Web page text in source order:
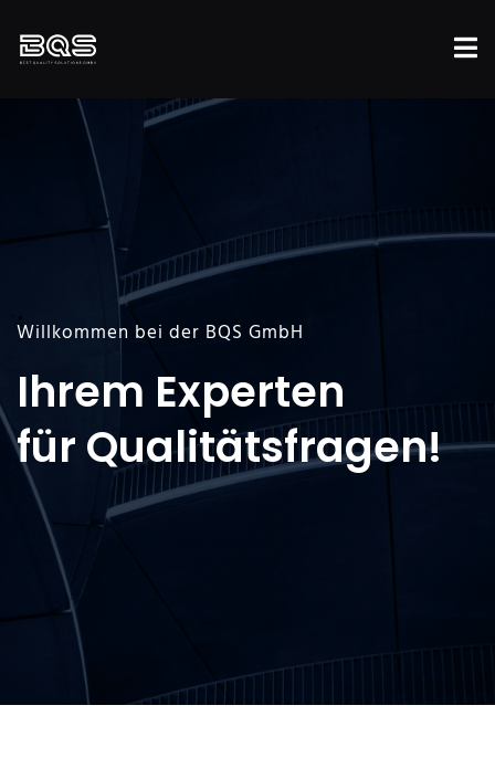
Willkommen bei der BQS GmbH
Ihrem Experten
für Qualitäts­fragen!